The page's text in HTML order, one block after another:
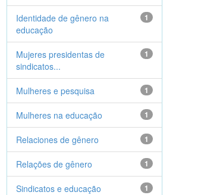
1
Identidade de gênero na
educação
1
Mujeres presidentas de
sindicatos...
1
Mulheres e pesquisa
1
Mulheres na educação
1
Relaciones de gênero
1
Relações de gênero
1
Sindicatos e educação